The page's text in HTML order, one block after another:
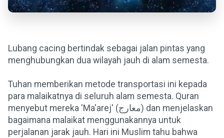
Lubang cacing bertindak sebagai jalan pintas yang
menghubungkan dua wilayah jauh di alam semesta.
Tuhan memberikan metode transportasi ini kepada
para malaikatnya di seluruh alam semesta. Quran
menyebut mereka 'Ma'arej' (معارج) dan menjelaskan
bagaimana malaikat menggunakannya untuk
perjalanan jarak jauh. Hari ini Muslim tahu bahwa